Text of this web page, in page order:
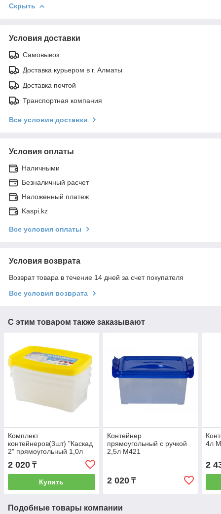
Скрыть
Условия доставки
Самовывоз
Доставка курьером в г. Алматы
Доставка почтой
Транспортная компания
Все условия доставки
Условия оплаты
Наличными
Безналичный расчет
Наложенный платеж
Kaspi.kz
Все условия оплаты
Условия возврата
Возврат товара в течение 14 дней за счет покупателя
Все условия возврата
С этим товаром также заказывают
Комплект
контейнеров(3шт) "Каскад
2" прямоугольный 1,0л
СВЧ арт. С57001 / 57001
2 020 ₸
Купить
Контейнер
прямоугольный с ручкой
2,5л М421
2 020₸
4л
2
Подобные товары компании